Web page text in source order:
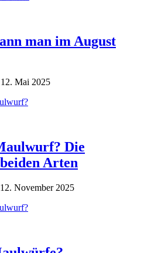
man im August
12. Mai 2025
Die
Arten
12. November 2025